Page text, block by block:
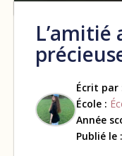
L’amitié
Écrit par
École :
Année
Publié le :